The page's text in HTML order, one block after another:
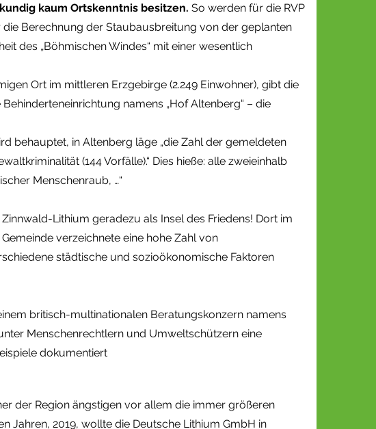
kaum Ortskenntnis besitzen. So werden für die RVP
Berechnung der Staubausbreitung von der geplanten
des „Böhmischen Windes“ mit einer wesentlich
Ort im mittleren Erzgebirge (2.249 Einwohner), gibt die
namens „Hof Altenberg“ – die
behauptet, in Altenberg läge „die Zahl der gemeldeten
(144 Vorfälle).“ Dies hieße: alle zweieinhalb
Menschenraub, …“
Lithium geradezu als Insel des Friedens! Dort im
verzeichnete eine hohe Zahl von
städtische und sozioökonomische Faktoren
britisch-multinationalen Beratungskonzern namens
Menschenrechtlern und Umweltschützern eine
dokumentiert
der Region ängstigen vor allem die immer größeren
Jahren, 2019, wollte die Deutsche Lithium GmbH in